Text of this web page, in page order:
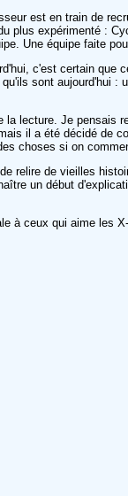
est en train de
plus expérimenté :
Une équipe faite
c'est certain
sont aujourd'hui :
lecture. Je
il a été décidé de
choses si on
relire de vieilles
un début
à ceux qui aime les